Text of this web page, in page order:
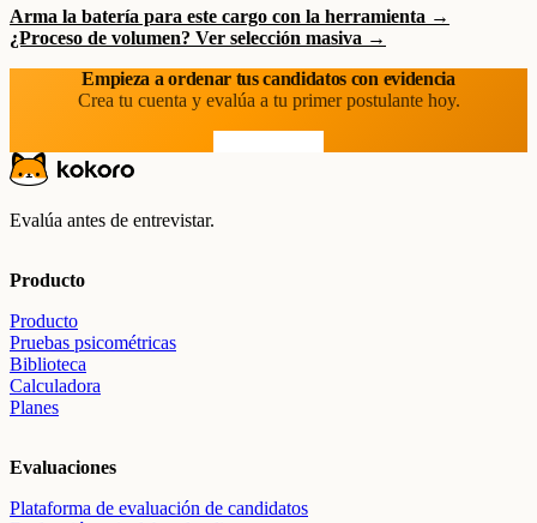
Arma la batería para este cargo con la herramienta →
¿Proceso de volumen? Ver selección masiva →
Empieza a ordenar tus candidatos con evidencia
Crea tu cuenta y evalúa a tu primer postulante hoy.
Evalúa antes de entrevistar.
Producto
Producto
Pruebas psicométricas
Biblioteca
Calculadora
Planes
Evaluaciones
Plataforma de evaluación de candidatos